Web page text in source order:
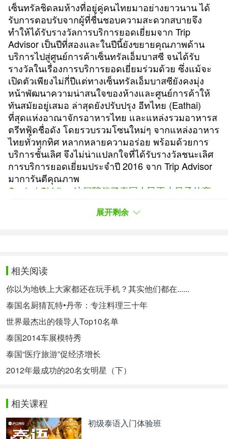
เซ็นทรัลชิดลมห้างที่อยู่คู่คนไทยมาอย่างยาวนาน ได้
รับการตอบรับจากผู้ที่ชื่นชอบความสะดวกสบายจึง
ทำให้ได้รับรางวัลการบริการยอดเยี่ยมจาก Trip
Advisor เป็นปีที่สองและในปีนี้ยังขยายคุณภาพด้าน
บริการไปสู่ศูนย์การค้าเซ็นทรัลเอ็มบาสซี จนได้รับ
รางวัลในเรื่องการบริการยอดเยี่ยมร่วมด้วย ซึ่งแม้จะ
เปิดตัวเพียงไม่กี่ปีแต่ทางเซ็นทรัลเอ็มบาสซียังคงมุ่ง
หน้าพัฒนาความน่าสนใจของห้างและศูนย์การค้าให้
ทันสมัยอยู่เสมอ ล่าสุดยังปรับปรุง อีทไทย (Eathai)
ที่สุดแห่งอาณาจักรอาหารไทย และแหล่งรวมอาหารส
ตรีทฟู้ดชื่อดัง โดยรวบรวมโซนใหม่ๆ จากแหล่งอาหาร
ไทยทั่วทุกทิศ หลากหลายความอร่อย พร้อมด้วยการ
บริการชั้นเลิศ จึงไม่น่าแปลกใจที่ได้รับรางวัลชนะเลิศ
การบริการยอดเยี่ยมประจำปี 2016 จาก Trip Advisor
มาการันตีคุณภาพ
Central Chidlom这间陪伴了泰国人民不少日子的商
Advisor评为“最佳服务质量”商场。而今年还把这种顶
化基础设施的建设。近来还修建了Eathai这个汇聚了
泰国各地特色菜的美食王国，引进街边特色美食小摊
的概念把中心分为若干区域。这里不仅有泰国各处的
美食，还有世界级的配套服务。由此看来，这里被网
站评为2016年享受世界顶级服务的信心保证就不出
为奇啦！
4. กองแลน (ปายแคนยอน)
拜县大峡谷——Pai Canyon
อยู่ใกล้กับร้าน coffee in love ประมาณ 4 กิโลเมตร
จากลานจอดรถของร้านจะมีทางเดินขึ้นไปชมวิวบน
กองแลนประมาณ 300 เมตร ทางเดินจะต้องขึ้นเนิน
展开剩余
相关阅读
你以为地铁上大家都还在玩手机？其实他们都在......
泰国名厨猜瓦特•丹帝：专注料理三十年
世界最杰出的领导人Top10名单
泰国2014车展模特秀
泰国“医疗旅游”促经济增长
2012年最成功的20名女明星（下）
相关课程
初级泰语入门体验班